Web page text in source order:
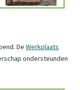
De Werkplaats
ondersteunden